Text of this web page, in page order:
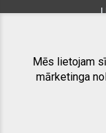
Mēs lietojam
mārketinga